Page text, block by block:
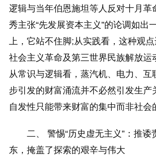
逻辑与当年伯恩施坦等人反对十月革
秀主张“先发展资本主义”的论调如出
上，它站不住脚;从实践看，这种观
社会主义革命及第三世界民族解放运
从常识与逻辑看，蒸汽机、电力、互
步引发的财富涌流并不必然引发生产
自发性只能带来财富的集中而非社会
二、 警惕“历史虚无主义”：推诿
东，掩盖了探索的艰辛与伟大